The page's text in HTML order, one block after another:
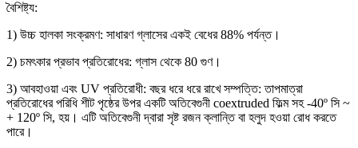
বৈশিষ্ট্য:
1) উচ্চ হালকা সংক্রমণ: সাধারণ গ্লাসের একই বেধের 88% পর্যন্ত।
2) চমৎকার প্রভাব প্রতিরোধের: গ্লাস থেকে 80 গুণ।
3) আবহাওয়া এবং UV প্রতিরোধী: বছর ধরে ধরে রাখে সম্পত্তি: তাপমাত্রা
প্রতিরোধের পরিধি শীট পৃষ্ঠের উপর একটি অতিবেগুনী coextruded ফিল্ম সহ -40º সি ~
+ 120º সি, হয়। এটি অতিবেগুনী দ্বারা সৃষ্ট রজন ক্লান্তি বা হলুদ হওয়া রোধ করতে
পারে।